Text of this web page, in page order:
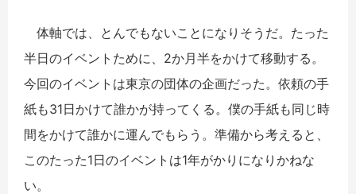
体軸では、とんでもないことになりそうだ。たった
半日のイベントために、2か月半をかけて移動する。
今回のイベントは東京の団体の企画だった。依頼の手
紙も31日かけて誰かが持ってくる。僕の手紙も同じ時
間をかけて誰かに運んでもらう。準備から考えると、
このたった1日のイベントは1年がかりになりかねな
い。